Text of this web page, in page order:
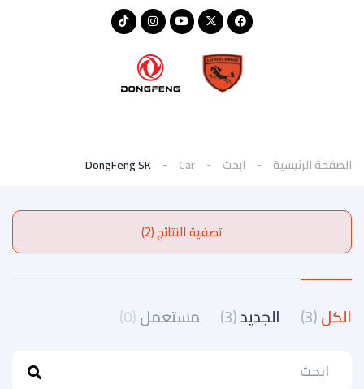
الصفحة الرئيسية ابحث Car
DongFeng SK
تصفية النتائج (2)
الكل(3) الجديد(3) مستعمل(0)